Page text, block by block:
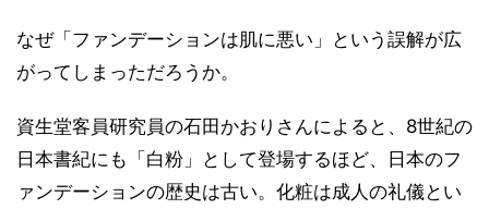
なぜ「ファンデーションは肌に悪い」という誤解が広
がってしまっただろうか。
資生堂客員研究員の石田かおりさんによると、8世紀の
日本書紀にも「白粉」として登場するほど、日本のフ
ァンデーションの歴史は古い。化粧は成人の礼儀とい